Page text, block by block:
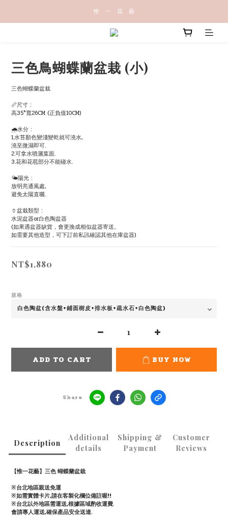
惟   一   花   藝
三色鳥蝴蝶蘭盆栽 (小)
三色蝴蝶蘭盆栽
📏尺寸 :
高35*寬26CM (正負值10CM)
🌧水分 :
1.水苔顏色變淺變乾就可澆水,
澆至微濕即可.
2.可拿水噴灑葉面.
3.花和花苞部分不能碰水.
🌤陽光 :
放明亮通風處,
避免太陽直曬.
🏺盆栽類型 :
水泥盆器or白色陶盆器
(如果遇盆器缺貨，會更換成相似盆器寄送。
如需要其他造型，可下訂前私訊確認其他在庫盆器)
NT$1,880
規格
ADD TO CART BUY NOW
Share
Description
Additional
details
Shipping &
Payment
Customer
Reviews
【惟一花藝】三色 蝴蝶蘭盆栽
※台北地區親送免運
※如需實體卡片,請在客製化欄位備註喔!!
※台北以外地區需運送,根據區域酌收運費.
會請專人運送,確保產品安全送達.